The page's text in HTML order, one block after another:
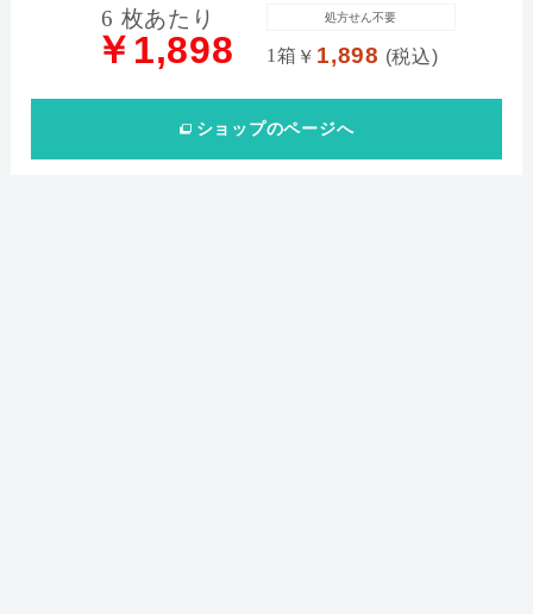
6 枚あたり
￥1,898 1箱 ￥ 1,898 (税込)
処方せん不要
ショップのページへ